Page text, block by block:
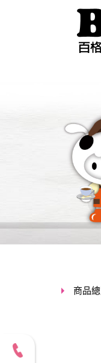
商品